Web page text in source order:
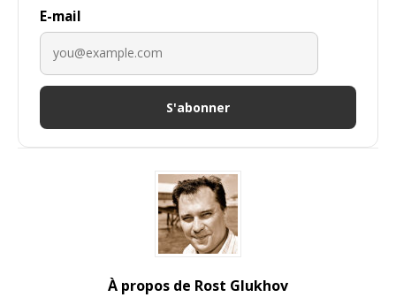
E-mail
S'abonner
À propos de Rost Glukhov